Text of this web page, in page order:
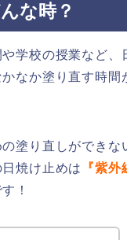
な時？
学校の授業など、
なか塗り直す時間
塗り直しができな
焼け止めは
『紫
！